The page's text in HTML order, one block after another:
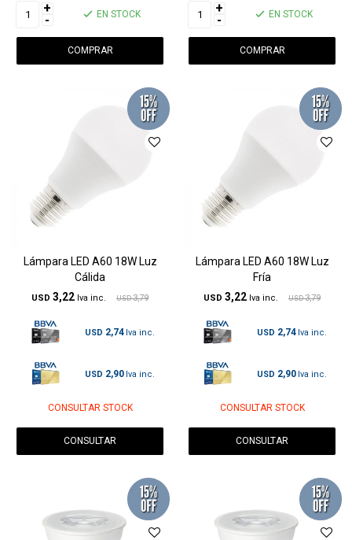
+
- EN STOCK +
- EN STOCK
Lámpara LED A60 18W Luz
Cálida
USD 3,22 USD 3,79
USD 2,74
USD 2,90
CONSULTAR STOCK
CONSULTAR
Lámpara LED A60 18W Luz
Fría
USD 3,22 USD 3,79
USD 2,74
USD 2,90
CONSULTAR STOCK
CONSULTAR